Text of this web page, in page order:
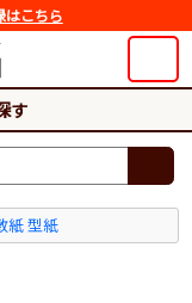
はこちら
す
紙 型紙